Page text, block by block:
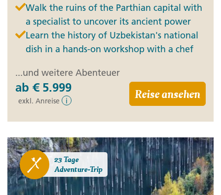
Walk the ruins of the Parthian capital with
a specialist to uncover its ancient power
Learn the history of Uzbekistan's national
dish in a hands-on workshop with a chef
...und weitere Abenteuer
ab € 5.999
exkl. Anreise i Reise ansehen
23 Tage
Adventure-Trip